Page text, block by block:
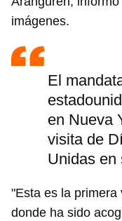
imágenes.
El
en Nueva
visita de
Unidas en
"Esta es la primera
donde ha sido